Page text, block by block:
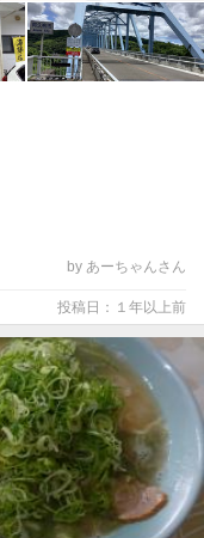
by あーちゃんさん
投稿日：１年以上前